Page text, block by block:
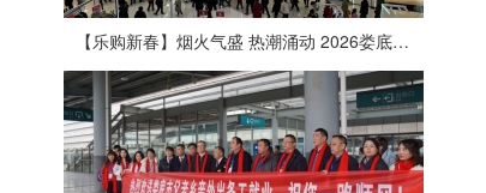
【乐购新春】烟火气盛 热潮涌动 2026娄底春节消费市场喜迎“开门红”